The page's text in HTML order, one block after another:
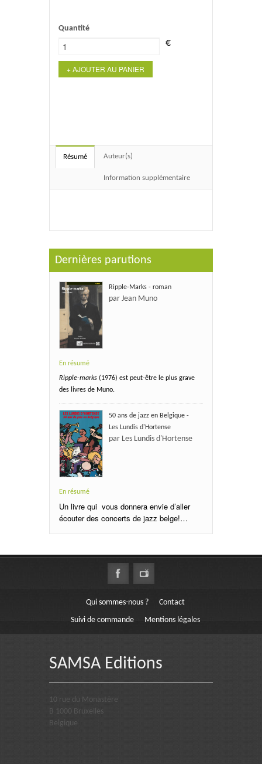
Quantité
€
+ AJOUTER AU PANIER
Résumé Auteur(s)
Information supplémentaire
Dernières parutions
Ripple-Marks - roman
par Jean Muno
En résumé
Ripple-marks (1976) est peut-être le plus grave
des livres de Muno.
50 ans de jazz en Belgique -
Les Lundis d'Hortense
par Les Lundis d'Hortense
En résumé
Un livre qui vous donnera envie d’aller
écouter des concerts de jazz belge!…
Qui sommes-nous ?
Contact
Suivi de commande
Mentions légales
SAMSA Editions
10 rue du Monastère
B 1000 Bruxelles
Belgique